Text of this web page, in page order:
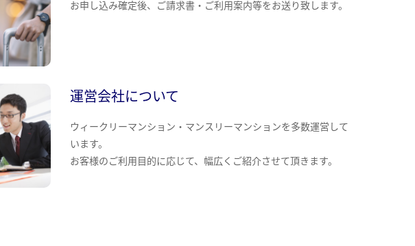
お申し込み確定後、ご請求書・ご利用案内等をお送り致します。
運営会社について
ウィークリーマンション・マンスリーマンションを多数運営して
います。
お客様のご利用目的に応じて、幅広くご紹介させて頂きます。